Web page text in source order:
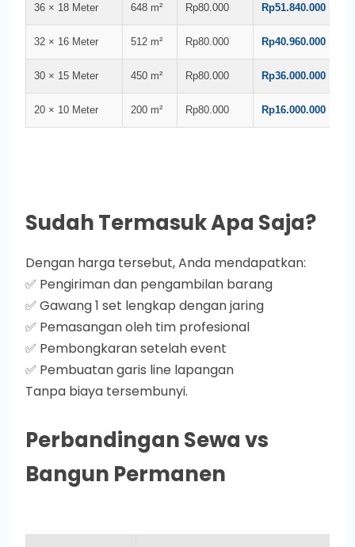
36 × 18 Meter 648 m² Rp80.000 Rp51.840.000
32 × 16 Meter 512 m² Rp80.000 Rp40.960.000
30 × 15 Meter 450 m² Rp80.000 Rp36.000.000
20 × 10 Meter 200 m² Rp80.000 Rp16.000.000
Sudah Termasuk Apa Saja?
Dengan harga tersebut, Anda mendapatkan:
✅ Pengiriman dan pengambilan barang
✅ Gawang 1 set lengkap dengan jaring
✅ Pemasangan oleh tim profesional
✅ Pembongkaran setelah event
✅ Pembuatan garis line lapangan
Tanpa biaya tersembunyi.
Perbandingan Sewa vs
Bangun Permanen